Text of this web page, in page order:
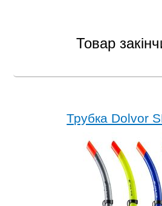
Товар
Трубка Dolvor